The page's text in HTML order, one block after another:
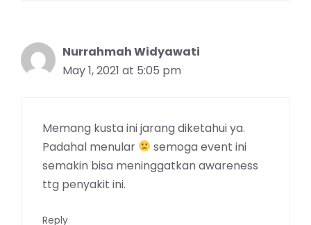
Nurrahmah Widyawati
May 1, 2021 at 5:05 pm
Memang kusta ini jarang diketahui ya.
Padahal menular
semoga event ini
semakin bisa meninggatkan awareness
ttg penyakit ini.
Reply